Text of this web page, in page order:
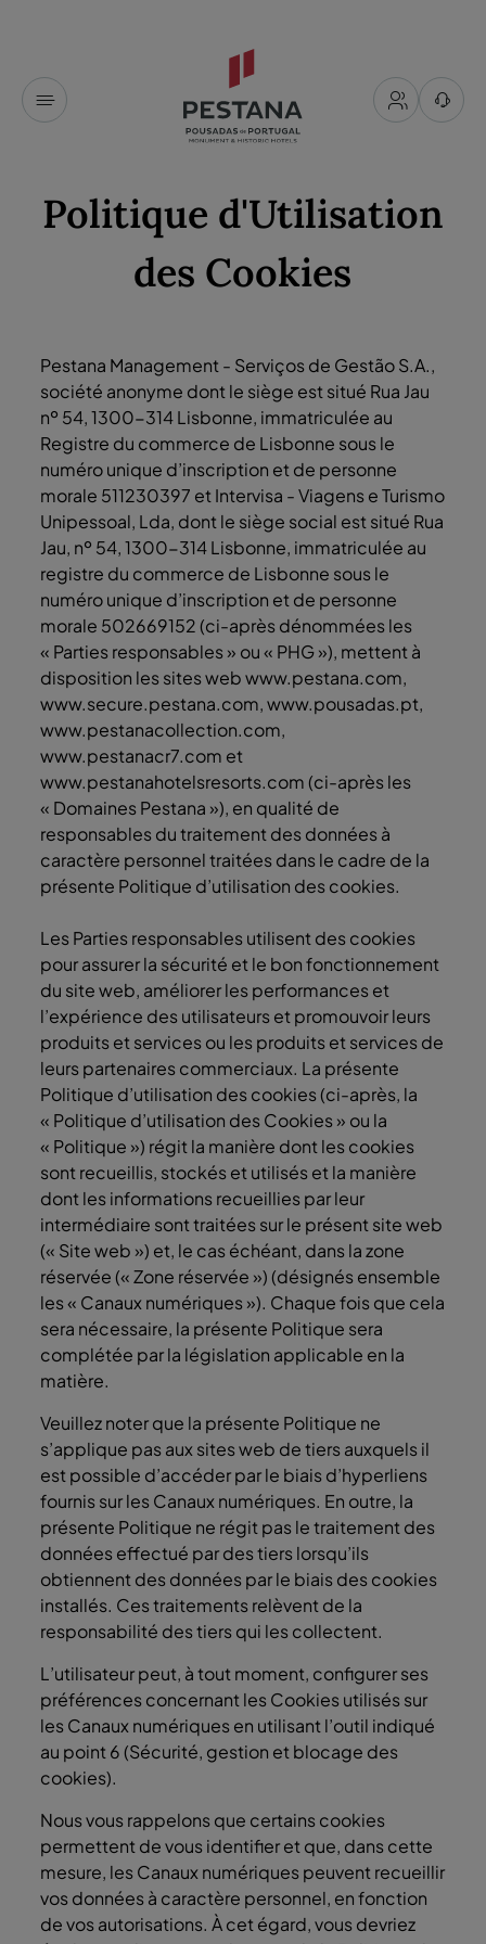
Politique d'Utilisation
des Cookies
Pestana Management - Serviços de Gestão S.A.,
société anonyme dont le siège est situé Rua Jau
nº 54, 1300-314 Lisbonne, immatriculée au
Registre du commerce de Lisbonne sous le
numéro unique d’inscription et de personne
morale 511230397 et Intervisa - Viagens e Turismo
Unipessoal, Lda, dont le siège social est situé Rua
Jau, nº 54, 1300-314 Lisbonne, immatriculée au
registre du commerce de Lisbonne sous le
numéro unique d’inscription et de personne
morale 502669152 (ci-après dénommées les
« Parties responsables » ou « PHG »), mettent à
disposition les sites web www.pestana.com,
www.secure.pestana.com, www.pousadas.pt,
www.pestanacollection.com,
www.pestanacr7.com et
www.pestanahotelsresorts.com (ci-après les
« Domaines Pestana »), en qualité de
responsables du traitement des données à
caractère personnel traitées dans le cadre de la
présente Politique d’utilisation des cookies.
Les Parties responsables utilisent des cookies
pour assurer la sécurité et le bon fonctionnement
du site web, améliorer les performances et
l’expérience des utilisateurs et promouvoir leurs
produits et services ou les produits et services de
leurs partenaires commerciaux. La présente
Politique d’utilisation des cookies (ci-après, la
« Politique d’utilisation des Cookies » ou la
« Politique ») régit la manière dont les cookies
sont recueillis, stockés et utilisés et la manière
dont les informations recueillies par leur
intermédiaire sont traitées sur le présent site web
(« Site web ») et, le cas échéant, dans la zone
réservée (« Zone réservée ») (désignés ensemble
les « Canaux numériques »). Chaque fois que cela
sera nécessaire, la présente Politique sera
complétée par la législation applicable en la
matière.
Veuillez noter que la présente Politique ne
s’applique pas aux sites web de tiers auxquels il
est possible d’accéder par le biais d’hyperliens
fournis sur les Canaux numériques. En outre, la
présente Politique ne régit pas le traitement des
données effectué par des tiers lorsqu’ils
obtiennent des données par le biais des cookies
installés. Ces traitements relèvent de la
responsabilité des tiers qui les collectent.
L’utilisateur peut, à tout moment, configurer ses
préférences concernant les Cookies utilisés sur
les Canaux numériques en utilisant l’outil indiqué
au point 6 (Sécurité, gestion et blocage des
cookies).
Nous vous rappelons que certains cookies
permettent de vous identifier et que, dans cette
mesure, les Canaux numériques peuvent recueillir
vos données à caractère personnel, en fonction
de vos autorisations. À cet égard, vous devriez